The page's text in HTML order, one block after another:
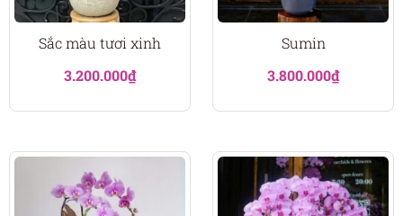
Sắc màu tươi xinh
3.200.000₫
Sumin
3.800.000₫